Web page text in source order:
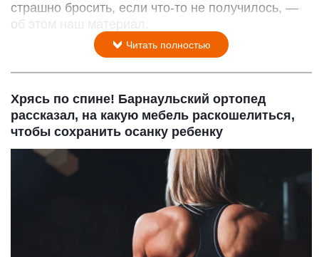
страшно бросить, если что-то не получилось, —
об этом наш материал.
Читать полностью
Хрясь по спине! Барнаульский ортопед
рассказал, на какую мебель раскошелиться,
чтобы сохранить осанку ребенку